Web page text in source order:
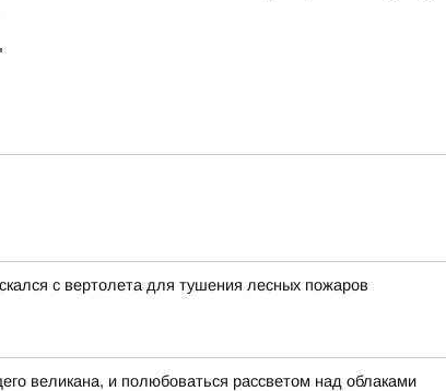
с вертолета для тушения лесных пожаров
великана, и полюбоваться рассветом над облаками